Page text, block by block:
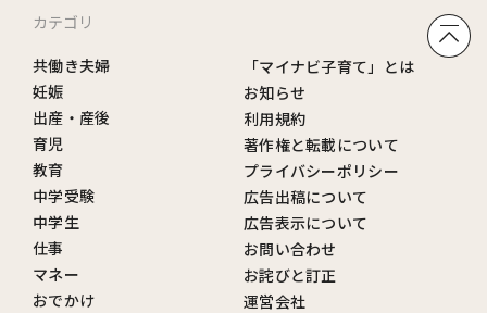
カテゴリ
共働き夫婦
妊娠
出産・産後
育児
教育
中学受験
中学生
仕事
マネー
おでかけ
「マイナビ子育て」とは
お知らせ
利用規約
著作権と転載について
プライバシーポリシー
広告出稿について
広告表示について
お問い合わせ
お詫びと訂正
運営会社